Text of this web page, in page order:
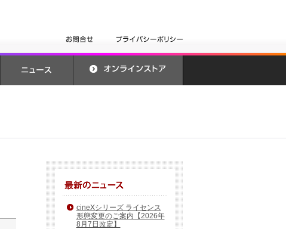
cineXシリーズ ライセンス
形態変更のご案内【2026年
8月7日改定】